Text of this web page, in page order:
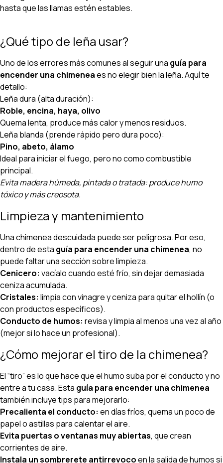
hasta que las llamas estén estables.
¿Qué tipo de leña usar?
Uno de los errores más comunes al seguir una guía para
encender una chimeneaes no elegir bien la leña. Aquí te
detallo:
Leña dura (alta duración):
Roble, encina, haya, olivo
Quema lenta, produce más calor y menos residuos.
Leña blanda (prende rápido pero dura poco):
Pino, abeto, álamo
Ideal para iniciar el fuego, pero no como combustible
principal.
Evita madera húmeda, pintada o tratada: produce humo
tóxico y más creosota.
Limpieza y mantenimiento
Una chimenea descuidada puede ser peligrosa. Por eso,
dentro de esta guía para encender una chimenea, no
puede faltar una sección sobre limpieza.
Cenicero: vacíalo cuando esté frío, sin dejar demasiada
ceniza acumulada.
Cristales: limpia con vinagre y ceniza para quitar el hollín (o
con productos específicos).
Conducto de humos: revisa y limpia al menos una vez al año
(mejor si lo hace un profesional).
¿Cómo mejorar el tiro de la chimenea?
El “tiro” es lo que hace que el humo suba por el conducto y no
entre a tu casa. Esta guía para encender una chimenea
también incluye tips para mejorarlo:
Precalienta el conducto: en días fríos, quema un poco de
papel o astillas para calentar el aire.
Evita puertas o ventanas muy abiertas, que crean
corrientes de aire.
Instala un sombrerete antirrevocoen la salida de humos si